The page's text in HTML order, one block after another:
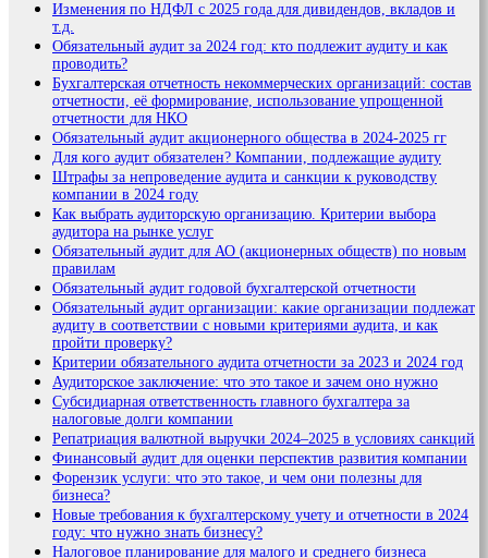
Изменения по НДФЛ с 2025 года для дивидендов, вкладов и
т.д.
Обязательный аудит за 2024 год: кто подлежит аудиту и как
проводить?
Бухгалтерская отчетность некоммерческих организаций: состав
отчетности, её формирование, использование упрощенной
отчетности для НКО
Обязательный аудит акционерного общества в 2024-2025 гг
Для кого аудит обязателен? Компании, подлежащие аудиту
Штрафы за непроведение аудита и санкции к руководству
компании в 2024 году
Как выбрать аудиторскую организацию. Критерии выбора
аудитора на рынке услуг
Обязательный аудит для АО (акционерных обществ) по новым
правилам
Обязательный аудит годовой бухгалтерской отчетности
Обязательный аудит организации: какие организации подлежат
аудиту в соответствии с новыми критериями аудита, и как
пройти проверку?
Критерии обязательного аудита отчетности за 2023 и 2024 год
Аудиторское заключение: что это такое и зачем оно нужно
Субсидиарная ответственность главного бухгалтера за
налоговые долги компании
Репатриация валютной выручки 2024–2025 в условиях санкций
Финансовый аудит для оценки перспектив развития компании
Форензик услуги: что это такое, и чем они полезны для
бизнеса?
Новые требования к бухгалтерскому учету и отчетности в 2024
году: что нужно знать бизнесу?
Налоговое планирование для малого и среднего бизнеса